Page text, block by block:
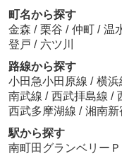
町名から探す
金森 / 栗谷 / 仲町 / 温
登戸 / 六ツ川
路線から探す
小田急小田原線 / 横浜
南武線 / 西武拝島線 /
西武多摩湖線 / 湘南新
駅から探す
南町田グランベリーＰ